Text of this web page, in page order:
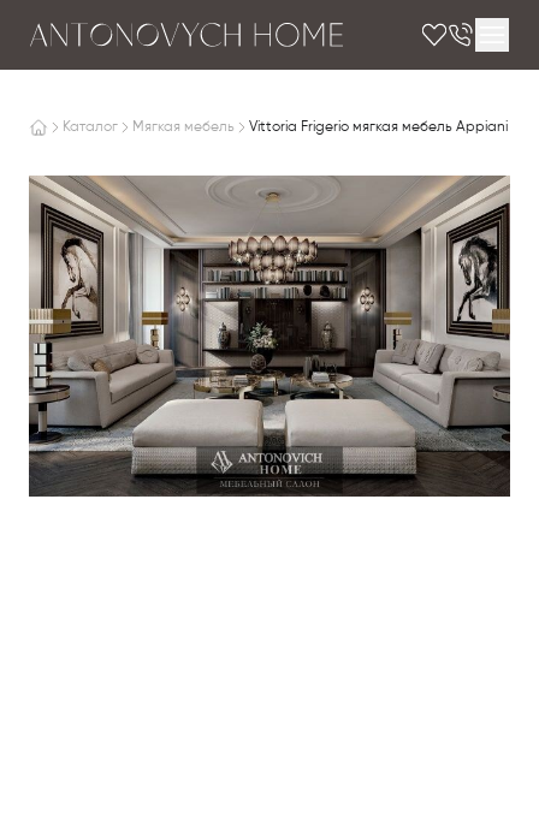
Каталог Мягкая мебель Vittoria Frigerio мягкая мебель Appiani